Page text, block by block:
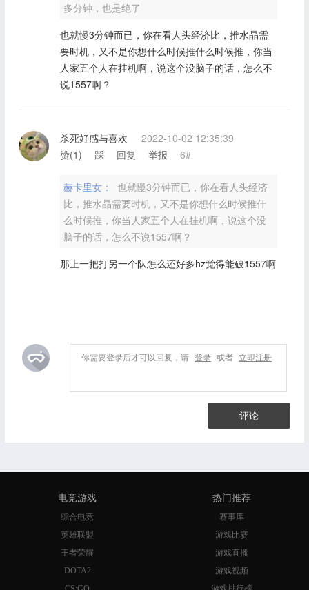
多分钟，也是绝了
也就慢3分钟而已，你在看人头经济比，推水晶需
要时机，又不是你想什么时候推什么时候推，你当
人家五个人在挂机啊，说这个没脑子的话，怎么不
说1557啊？
杀死好感与喜欢
2022-10-02 12:35:39
赞(1) 踩 回复 举报 6#
赫卡里女：
也就慢3分钟而已，你在看人头经济
比，推水晶需要时机，又不是你想什么时候推什
么时候推，你当人家五个人在挂机啊，说这个没
脑子的话，怎么不说1557啊？
那上一把打另一个队怎么还好多hz觉得能破1557啊
你需要登录后才可以回复，请 登录 或者 立即注册
评论
电竞游戏
综合电竞
英雄联盟
王者荣耀
DOTA2
热门推荐
赛事库
游戏比赛
游戏直播
游戏视频